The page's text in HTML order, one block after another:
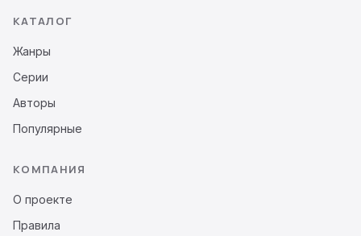
КАТАЛОГ
Жанры
Серии
Авторы
Популярные
КОМПАНИЯ
О проекте
Правила